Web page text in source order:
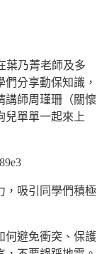
葉乃菁老師及多
分享動保知識，
講師周瑾珊（關懷
兒單單一起來上
，吸引同學們積極
何避免衝突、保護